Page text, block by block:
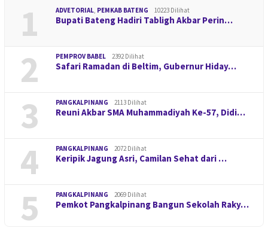
1 ADVETORIAL, PEMKAB BATENG 10223 Dilihat
Bupati Bateng Hadiri Tabligh Akbar Perin…
2 PEMPROV BABEL 2392 Dilihat
Safari Ramadan di Beltim, Gubernur Hiday…
3 PANGKALPINANG 2113 Dilihat
Reuni Akbar SMA Muhammadiyah Ke-57, Didi…
4 PANGKALPINANG 2072 Dilihat
Keripik Jagung Asri, Camilan Sehat dari …
5 PANGKALPINANG 2069 Dilihat
Pemkot Pangkalpinang Bangun Sekolah Raky…